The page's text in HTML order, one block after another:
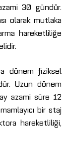
30 gündür.
olarak mutlaka
hareketliliğe
fiziksel
Uzun dönem
azami süre 12
bir staj
hareketliliği,